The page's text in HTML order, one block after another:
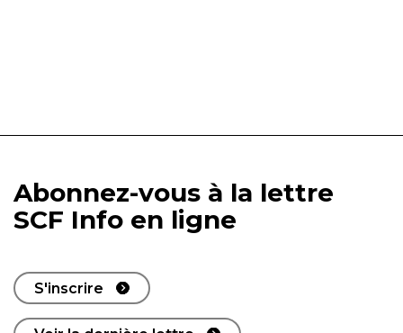
Abonnez-vous à la lettre
SCF Info en ligne
S'inscrire